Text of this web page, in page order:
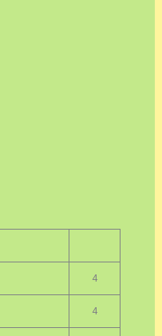
4
4